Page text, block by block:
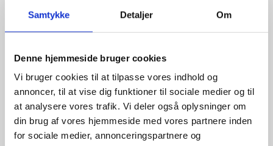
Samtykke Detaljer Om
Denne hjemmeside bruger cookies
Vi bruger cookies til at tilpasse vores indhold og
annoncer, til at vise dig funktioner til sociale medier og til
at analysere vores trafik. Vi deler også oplysninger om
din brug af vores hjemmeside med vores partnere inden
for sociale medier, annonceringspartnere og
leverandører
giver større
udvalg
For at sikre høj kvalitet og stor
leveringssikkerhed samarbejder vi
med de største og mest
anerkendte leverandører inden for